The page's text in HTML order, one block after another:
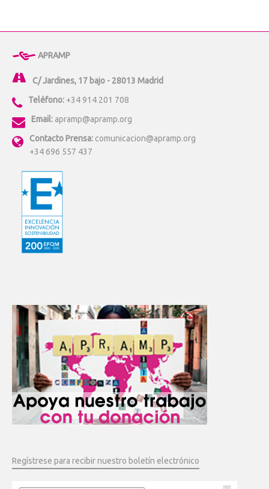
APRAMP
C/ Jardines, 17 bajo - 28013 Madrid
Teléfono: +34 914 201 708
Email: apramp@apramp.org
Contacto Prensa: comunicacion@apramp.org
+34 696 557 437
Regístrese para recibir nuestro boletín electrónico